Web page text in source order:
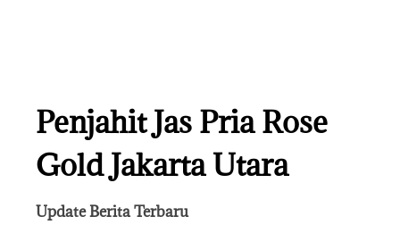
Penjahit Jas Pria Rose
Gold Jakarta Utara
Update Berita Terbaru